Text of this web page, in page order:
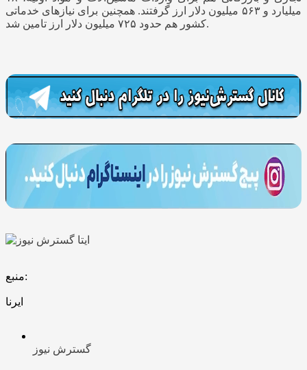
میلیارد و ۵۶۳ میلیون دلار ارز گرفتند. همچنین برای نیازهای خدماتی
کشور هم حدود ۷۲۵ میلیون دلار ارز تامین شد.
منبع:
ایرنا
گسترش نیوز